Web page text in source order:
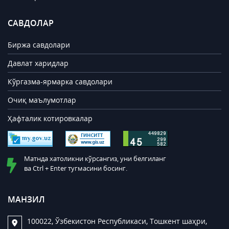
САВДОЛАР
Биржа савдолари
Давлат харидлар
Кўргазма-ярмарка савдолари
Очиқ маълумотлар
Ҳафталик котировкалар
Матнда хатоликни кўрсангиз, уни белгиланг
ва Ctrl + Enter тугмасини босинг.
МАНЗИЛ
100022, Ўзбекистон Республикаси, Тошкент шаҳри,